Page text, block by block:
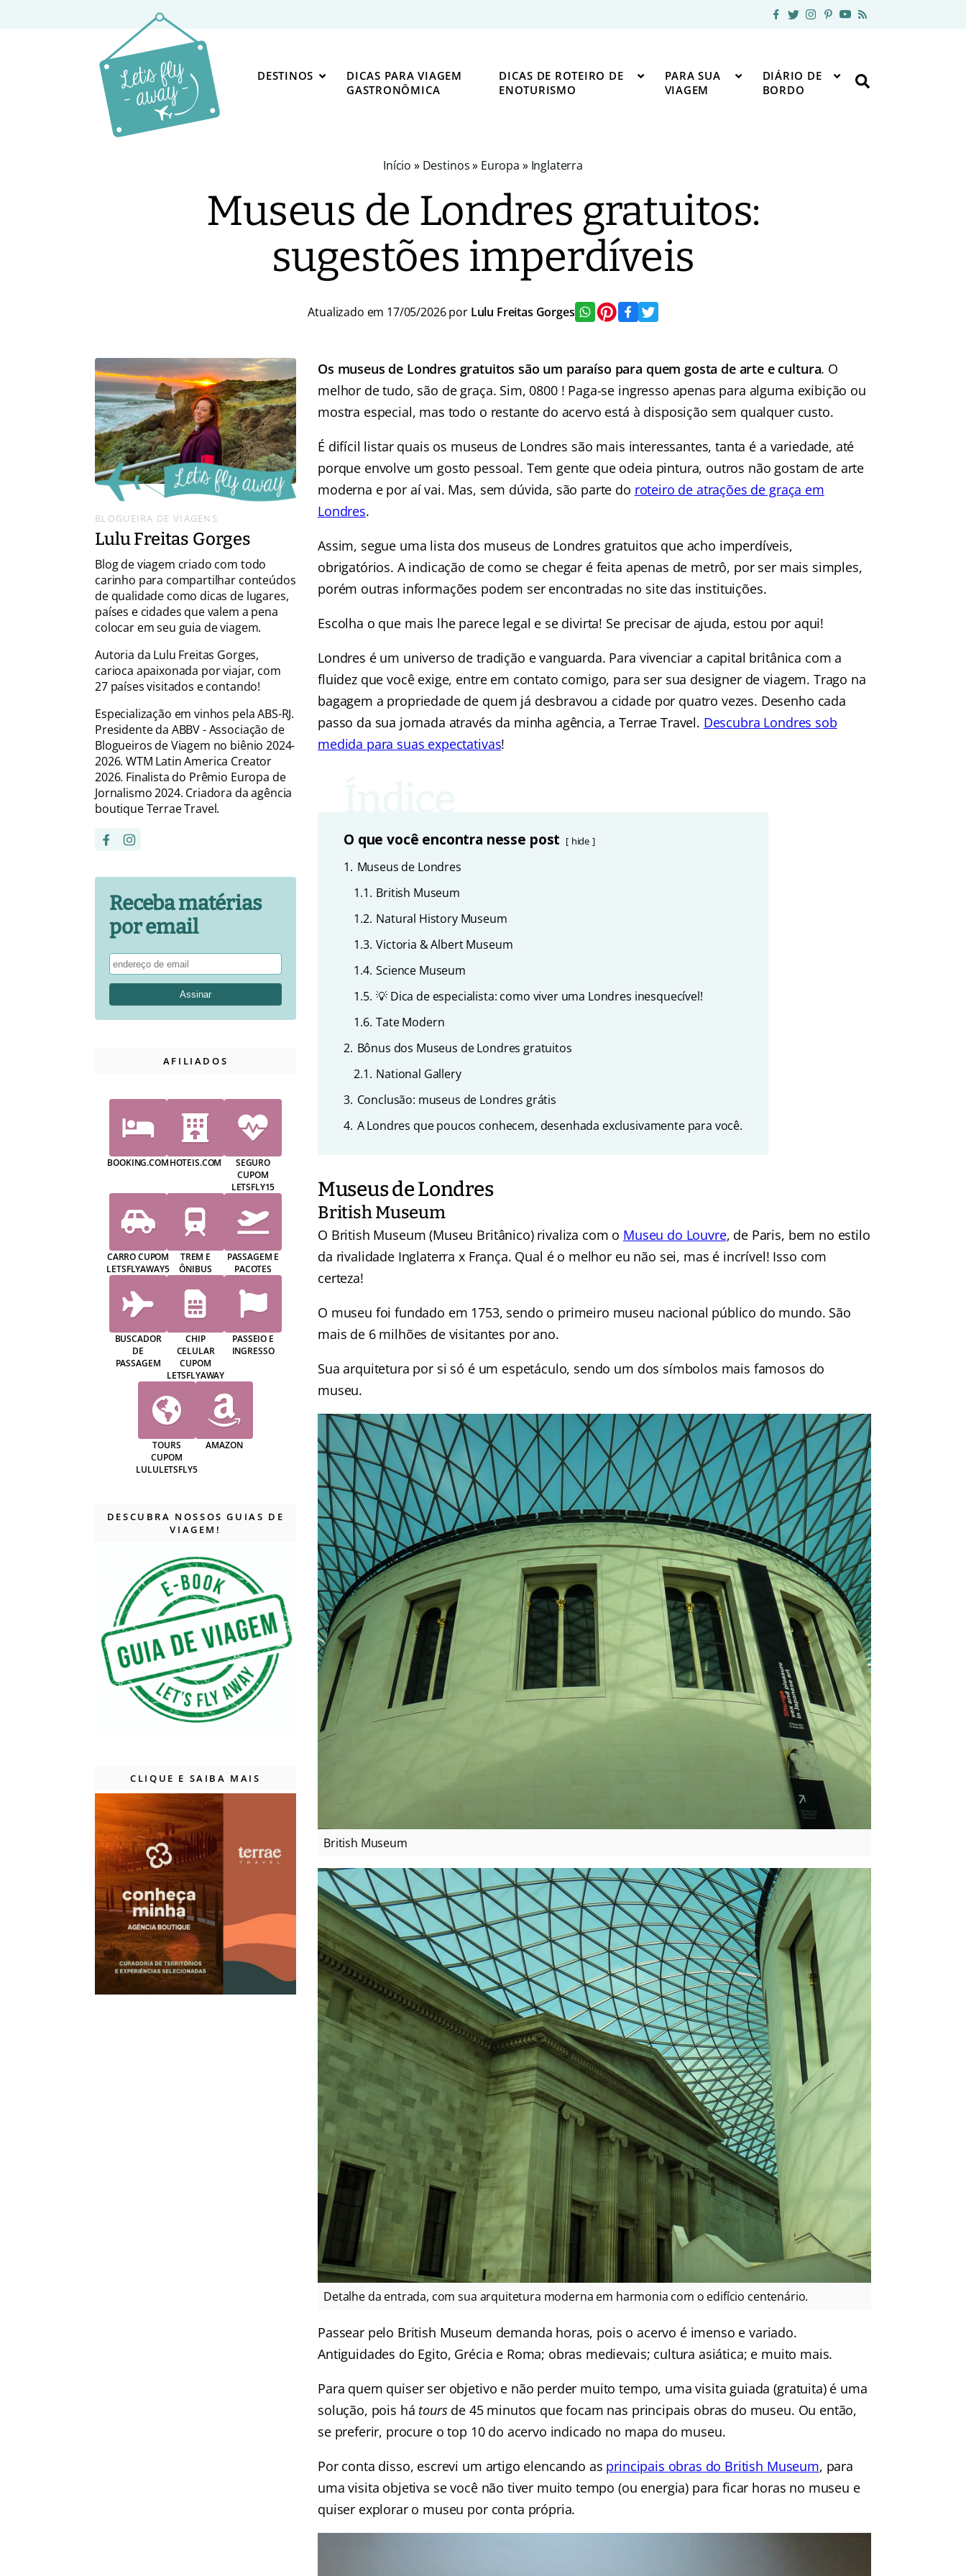
DESTINOS
DICAS PARA VIAGEM
GASTRONÔMICA
DICAS DE ROTEIRO DE
ENOTURISMO
PARA SUA
VIAGEM
DIÁRIO DE
BORDO
Início » Destinos» Europa » Inglaterra
Museus de Londres gratuitos:
sugestões imperdíveis
Atualizado em 17/05/2026 por Lulu Freitas Gorges
Os museus de Londres gratuitos são um paraíso para quem gosta de arte e cultura. O
melhor de tudo, são de graça. Sim, 0800 ! Paga-se ingresso apenas para alguma exibição ou
mostra especial, mas todo o restante do acervo está à disposição sem qualquer custo.
É difícil listar quais os museus de Londres são mais interessantes, tanta é a variedade, até
porque envolve um gosto pessoal. Tem gente que odeia pintura, outros não gostam de arte
moderna e por aí vai. Mas, sem dúvida, são parte do roteiro de atrações de graça em
Londres.
Assim, segue uma lista dos museus de Londres gratuitos que acho imperdíveis,
obrigatórios. A indicação de como se chegar é feita apenas de metrô, por ser mais simples,
porém outras informações podem ser encontradas no site das instituições.
Escolha o que mais lhe parece legal e se divirta! Se precisar de ajuda, estou por aqui!
Londres é um universo de tradição e vanguarda. Para vivenciar a capital britânica com a
fluidez que você exige, entre em contato comigo, para ser sua designer de viagem. Trago na
bagagem a propriedade de quem já desbravou a cidade por quatro vezes. Desenho cada
passo da sua jornada através da minha agência, a Terrae Travel. Descubra Londres sob
medida para suas expectativas!
O que você encontra nesse post hide
1. Museus de Londres
1.1. British Museum
1.2. Natural History Museum
1.3. Victoria & Albert Museum
1.4. Science Museum
1.5. 💡 Dica de especialista: como viver uma Londres inesquecível!
1.6. Tate Modern
2. Bônus dos Museus de Londres gratuitos
2.1. National Gallery
3. Conclusão: museus de Londres grátis
4. A Londres que poucos conhecem, desenhada exclusivamente para você.
Museus de Londres
British Museum
O British Museum (Museu Britânico) rivaliza com o Museu do Louvre, de Paris, bem no estilo
da rivalidade Inglaterra x França. Qual é o melhor eu não sei, mas é incrível! Isso com
certeza!
O museu foi fundado em 1753, sendo o primeiro museu nacional público do mundo. São
mais de 6 milhões de visitantes por ano.
Sua arquitetura por si só é um espetáculo, sendo um dos símbolos mais famosos do
museu.
British Museum
Detalhe da entrada, com sua arquitetura moderna em harmonia com o edifício centenário.
Passear pelo British Museum demanda horas, pois o acervo é imenso e variado.
Antiguidades do Egito, Grécia e Roma; obras medievais; cultura asiática; e muito mais.
Para quem quiser ser objetivo e não perder muito tempo, uma visita guiada (gratuita) é uma
solução, pois há toursde 45 minutos que focam nas principais obras do museu. Ou então,
se preferir, procure o top 10 do acervo indicado no mapa do museu.
Por conta disso, escrevi um artigo elencando as principais obras do British Museum, para
uma visita objetiva se você não tiver muito tempo (ou energia) para ficar horas no museu e
quiser explorar o museu por conta própria.
BLOGUEIRA DE VIAGENS
Lulu Freitas Gorges
Blog de viagem criado com todo
carinho para compartilhar conteúdos
de qualidade como dicas de lugares,
países e cidades que valem a pena
colocar em seu guia de viagem.
Autoria da Lulu Freitas Gorges,
carioca apaixonada por viajar, com
27 países visitados e contando!
Especialização em vinhos pela ABS-RJ.
Presidente da ABBV - Associação de
Blogueiros de Viagem no biênio 2024-
2026. WTM Latin America Creator
2026. Finalista do Prêmio Europa de
Jornalismo 2024. Criadora da agência
boutique Terrae Travel.
Receba matérias
por email
AFILIADOS
BOOKING.COMHOTEIS.COM
SEGURO
CUPOM
LETSFLY15
CARRO CUPOM
LETSFLYAWAY5
TREM E
ÔNIBUS
PASSAGEM E
PACOTES
BUSCADOR
DE
PASSAGEM
CHIP
CELULAR
CUPOM
LETSFLYAWAY
PASSEIO E
INGRESSO
TOURS
CUPOM
LULULETSFLY5
AMAZON
DESCUBRA NOSSOS GUIAS DE
VIAGEM!
CLIQUE E SAIBA MAIS